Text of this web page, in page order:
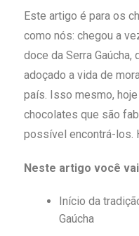
Este artigo é para os
como nós: chegou a
doce da Serra
adoçado a vida de
país. Isso mesmo,
chocolates que são
possível encontrá-los.
Neste artigo você
Início da
Gaúcha